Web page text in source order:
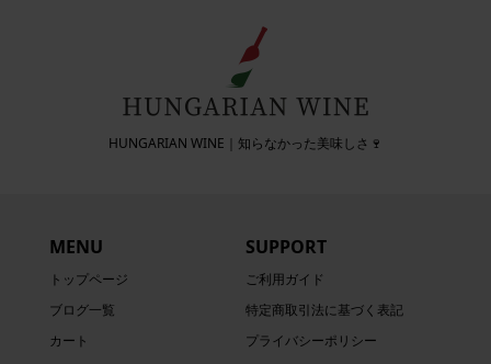
HUNGARIAN WINE｜知らなかった美味しさ🍷
MENU
トップページ
ブログ一覧
カート
SUPPORT
ご利用ガイド
特定商取引法に基づく表記
プライバシーポリシー